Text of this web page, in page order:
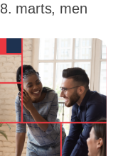
marts, men